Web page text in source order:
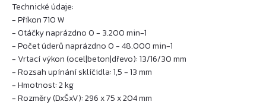
Technické údaje:
- Příkon 710 W
- Otáčky naprázdno 0 - 3.200 min-1
- Počet úderů naprázdno 0 - 48.000 min-1
- Vrtací výkon (ocel|beton|dřevo): 13/16/30 mm
- Rozsah upínání sklíčidla: 1,5 - 13 mm
- Hmotnost: 2 kg
- Rozměry (DxŠxV): 296 x 75 x 204 mm